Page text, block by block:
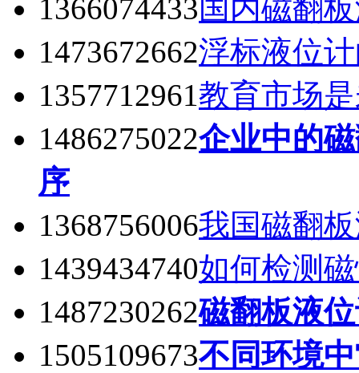
1366074433国内磁翻
1473672662浮标液位
1357712961教育市场
1486275022企业中的
序
1368756006我国磁翻
1439434740如何检测
1487230262磁翻板液
1505109673不同环境